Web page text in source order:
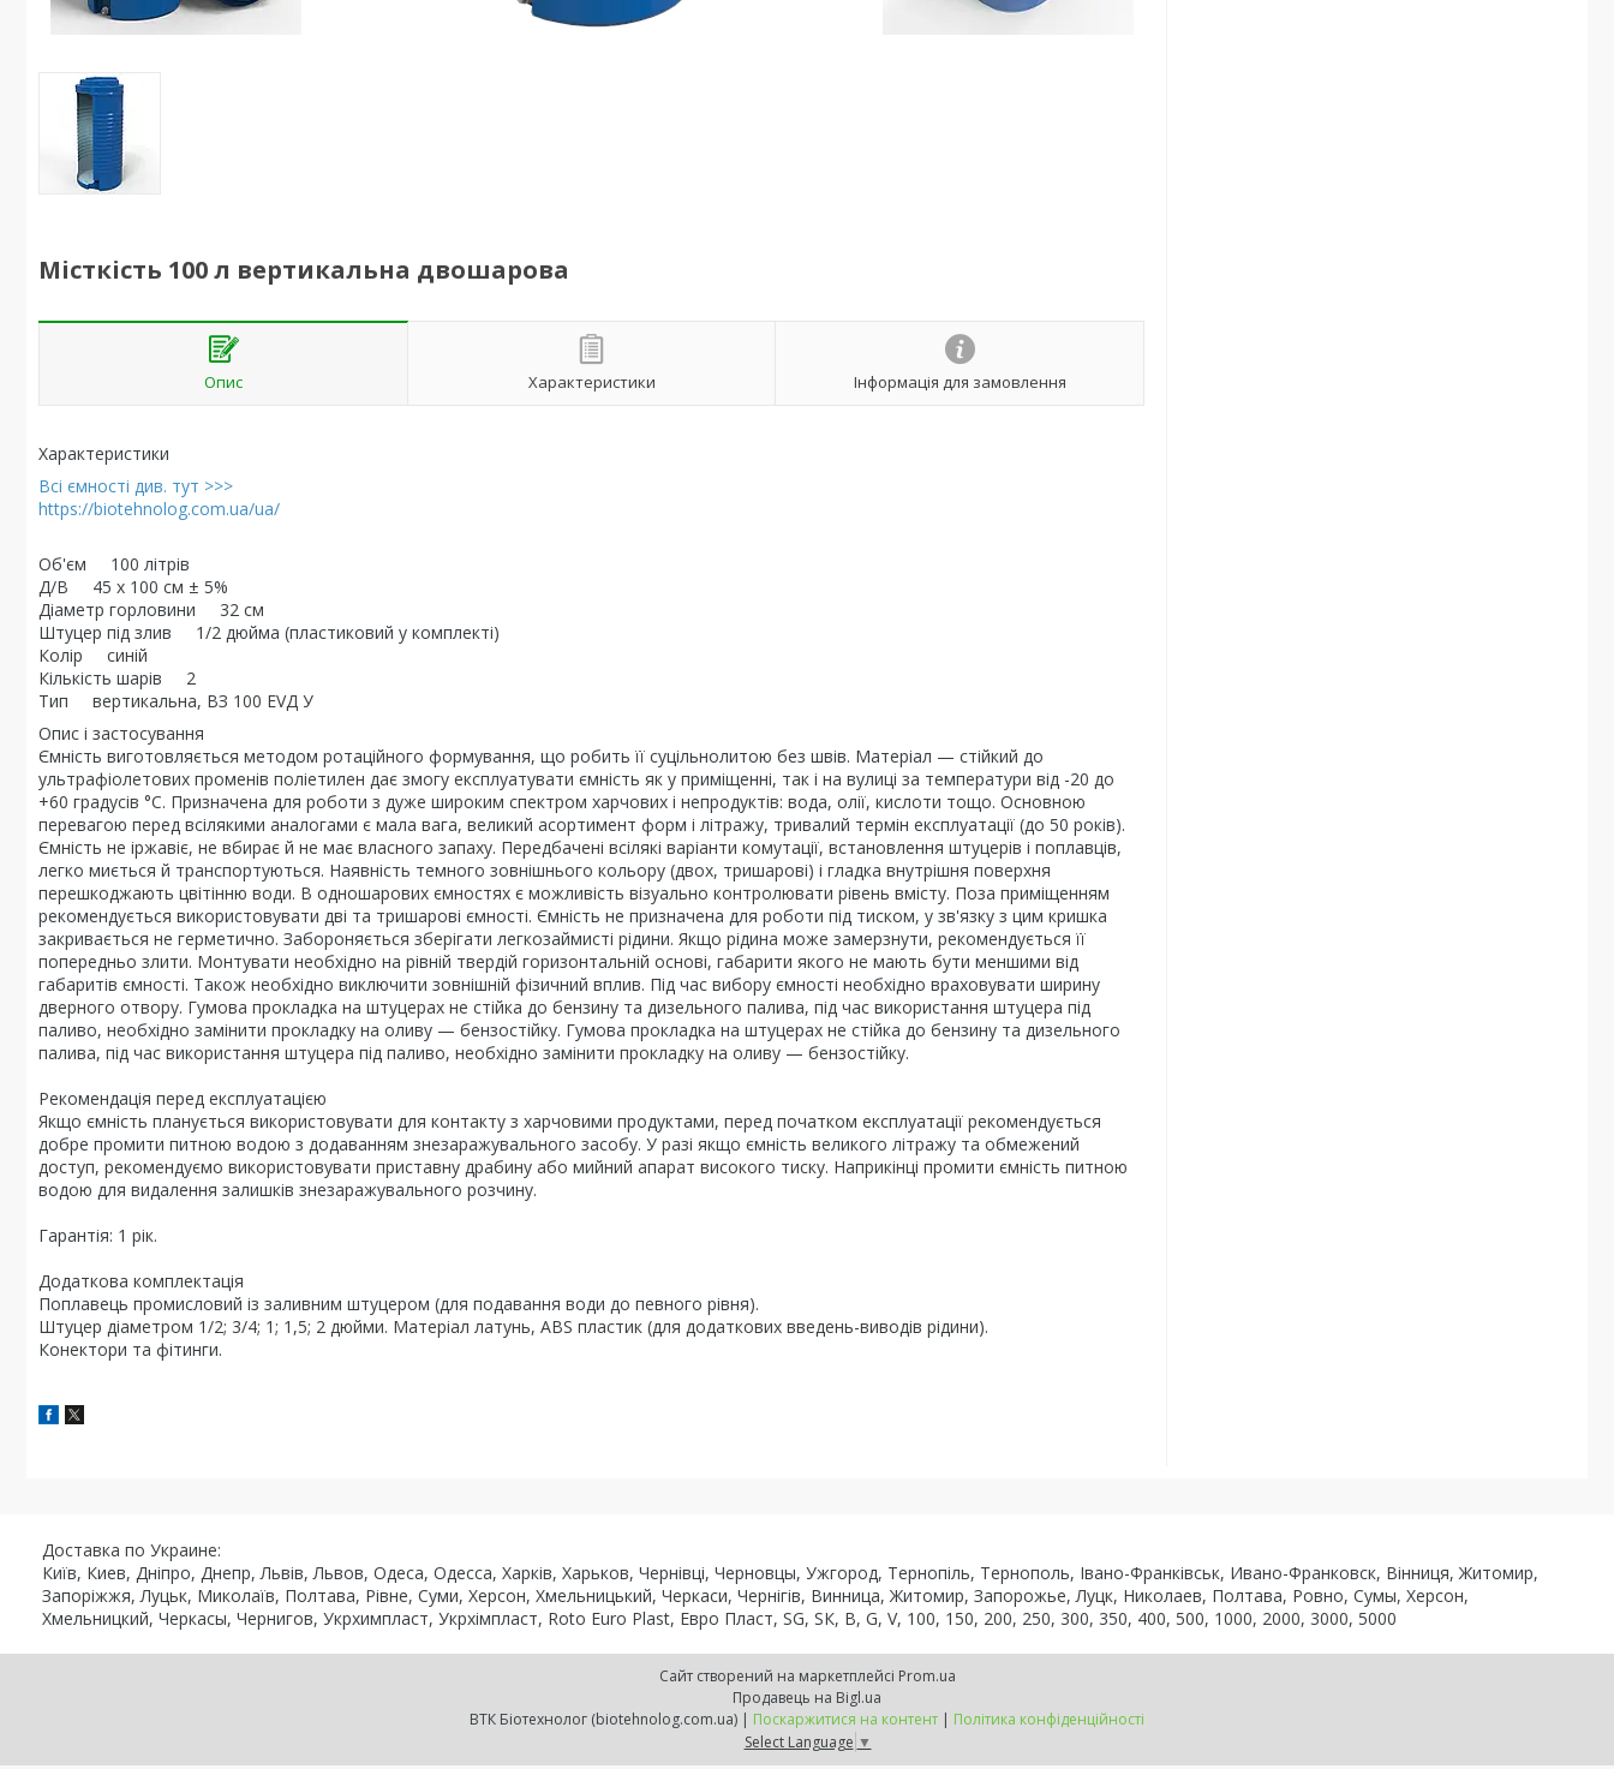
Місткість 100 л вертикальна двошарова
Опис Характеристики Інформація для замовлення
Характеристики
Всі ємності див. тут >>>
https://biotehnolog.com.ua/ua/
Об'єм 100 літрів
Д/В 45 x 100 см ± 5%
Діаметр горловини 32 см
Штуцер під злив 1/2 дюйма (пластиковий у комплекті)
Колір синій
Кількість шарів 2
Тип вертикальна, ВЗ 100 EVД У
Опис і застосування
Ємність виготовляється методом ротаційного формування, що робить її суцільнолитою без швів. Матеріал — стійкий до
ультрафіолетових променів поліетилен дає змогу експлуатувати ємність як у приміщенні, так і на вулиці за температури від -20 до
+60 градусів °C. Призначена для роботи з дуже широким спектром харчових і непродуктів: вода, олії, кислоти тощо. Основною
перевагою перед всілякими аналогами є мала вага, великий асортимент форм і літражу, тривалий термін експлуатації (до 50 років).
Ємність не іржавіє, не вбирає й не має власного запаху. Передбачені всілякі варіанти комутації, встановлення штуцерів і поплавців,
легко миється й транспортуються. Наявність темного зовнішнього кольору (двох, тришарові) і гладка внутрішня поверхня
перешкоджають цвітінню води. В одношарових ємностях є можливість візуально контролювати рівень вмісту. Поза приміщенням
рекомендується використовувати дві та тришарові ємності. Ємність не призначена для роботи під тиском, у зв'язку з цим кришка
закривається не герметично. Забороняється зберігати легкозаймисті рідини. Якщо рідина може замерзнути, рекомендується її
попередньо злити. Монтувати необхідно на рівній твердій горизонтальній основі, габарити якого не мають бути меншими від
габаритів ємності. Також необхідно виключити зовнішній фізичний вплив. Під час вибору ємності необхідно враховувати ширину
дверного отвору. Гумова прокладка на штуцерах не стійка до бензину та дизельного палива, під час використання штуцера під
паливо, необхідно замінити прокладку на оливу — бензостійку. Гумова прокладка на штуцерах не стійка до бензину та дизельного
палива, під час використання штуцера під паливо, необхідно замінити прокладку на оливу — бензостійку.
Рекомендація перед експлуатацією
Якщо ємність планується використовувати для контакту з харчовими продуктами, перед початком експлуатації рекомендується
добре промити питною водою з додаванням знезаражувального засобу. У разі якщо ємність великого літражу та обмежений
доступ, рекомендуємо використовувати приставну драбину або мийний апарат високого тиску. Наприкінці промити ємність питною
водою для видалення залишків знезаражувального розчину.
Гарантія: 1 рік.
Додаткова комплектація
Поплавець промисловий із заливним штуцером (для подавання води до певного рівня).
Штуцер діаметром 1/2; 3/4; 1; 1,5; 2 дюйми. Матеріал латунь, ABS пластик (для додаткових введень-виводів рідини).
Конектори та фітинги.
Доставка по Украине:
Київ, Киев, Дніпро, Днепр, Львів, Львов, Одеса, Одесса, Харків, Харьков, Чернівці, Черновцы, Ужгород, Тернопіль, Тернополь, Івано-Франківськ, Ивано-Франковск, Вінниця, Житомир,
Запоріжжя, Луцьк, Миколаїв, Полтава, Рівне, Суми, Херсон, Хмельницький, Черкаси, Чернігів, Винница, Житомир, Запорожье, Луцк, Николаев, Полтава, Ровно, Сумы, Херсон,
Хмельницкий, Черкасы, Чернигов, Укрхимпласт, Укрхімпласт, Roto Euro Plast, Евро Пласт, SG, SК, В, G, V, 100, 150, 200, 250, 300, 350, 400, 500, 1000, 2000, 3000, 5000
Сайт створений на маркетплейсі Prom.ua
Продавець на Bigl.ua
ВТК Біотехнолог (biotehnolog.com.ua) | Поскаржитися на контент | Політика конфіденційності
Select Language ▼